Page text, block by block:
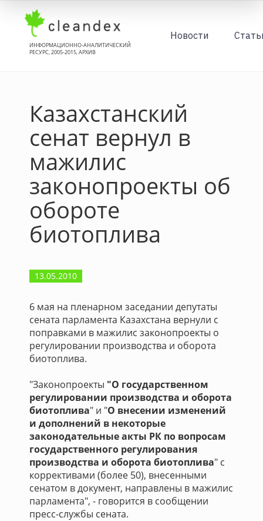
ИНФОРМАЦИОННО-АНАЛИТИЧЕСКИЙ
РЕСУРС, 2005-2015, АРХИВ
Новости
Казахстанский
сенат вернул в
мажилис
законопроекты об
обороте
биотоплива
13.05.2010
6 мая на пленарном заседании депутаты
сената парламента Казахстана вернули с
поправками в мажилис законопроекты о
регулировании производства и оборота
биотоплива.
"Законопроекты "О государственном
регулировании производства и оборота
биотоплива" и "О внесении изменений
и дополнений в некоторые
законодательные акты РК по вопросам
государственного регулирования
производства и оборота биотоплива" с
коррективами (более 50), внесенными
сенатом в документ, направлены в мажилис
парламента", - говорится в сообщении
пресс-службы сената.